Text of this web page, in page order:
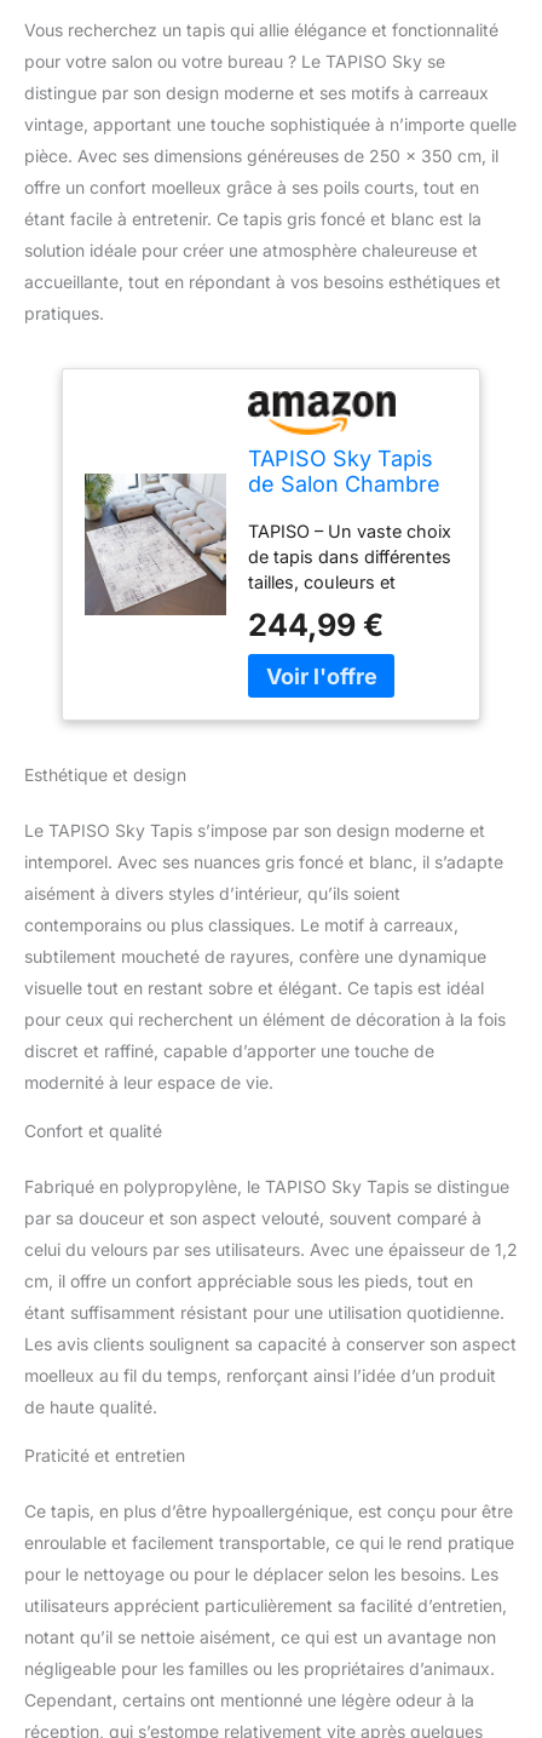
Vous recherchez un tapis qui allie élégance et fonctionnalité
pour votre salon ou votre bureau ? Le TAPISO Sky se
distingue par son design moderne et ses motifs à carreaux
vintage, apportant une touche sophistiquée à n’importe quelle
pièce. Avec ses dimensions généreuses de 250 x 350 cm, il
offre un confort moelleux grâce à ses poils courts, tout en
étant facile à entretenir. Ce tapis gris foncé et blanc est la
solution idéale pour créer une atmosphère chaleureuse et
accueillante, tout en répondant à vos besoins esthétiques et
pratiques.
TAPISO Sky Tapis
de Salon Chambre
Adulte Bureau
Design Moderne
Gris Foncé Blanc
Vintage Moucheté
Rayures Motif à
Carreaux Poil Court
Moelleux 250 x 350
TAPISO – Un vaste choix
de tapis dans différentes
tailles, couleurs et
comprennent des motifs
classiques et modernes
qui s'associent avec
244,99 €
Esthétique et design
Le TAPISO Sky Tapis s’impose par son design moderne et
intemporel. Avec ses nuances gris foncé et blanc, il s’adapte
aisément à divers styles d’intérieur, qu’ils soient
contemporains ou plus classiques. Le motif à carreaux,
subtilement moucheté de rayures, confère une dynamique
visuelle tout en restant sobre et élégant. Ce tapis est idéal
pour ceux qui recherchent un élément de décoration à la fois
discret et raffiné, capable d’apporter une touche de
modernité à leur espace de vie.
Confort et qualité
Fabriqué en polypropylène, le TAPISO Sky Tapis se distingue
par sa douceur et son aspect velouté, souvent comparé à
celui du velours par ses utilisateurs. Avec une épaisseur de 1,2
cm, il offre un confort appréciable sous les pieds, tout en
étant suffisamment résistant pour une utilisation quotidienne.
Les avis clients soulignent sa capacité à conserver son aspect
moelleux au fil du temps, renforçant ainsi l’idée d’un produit
de haute qualité.
Praticité et entretien
Ce tapis, en plus d’être hypoallergénique, est conçu pour être
enroulable et facilement transportable, ce qui le rend pratique
pour le nettoyage ou pour le déplacer selon les besoins. Les
utilisateurs apprécient particulièrement sa facilité d’entretien,
notant qu’il se nettoie aisément, ce qui est un avantage non
négligeable pour les familles ou les propriétaires d’animaux.
Cependant, certains ont mentionné une légère odeur à la
réception, qui s’estompe relativement vite après quelques